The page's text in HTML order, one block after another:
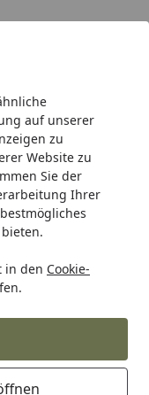
auf unserer
zu
Website zu
Sie der
Ihrer
in den Cookie-
Hotline
& Pool-
468,99€)
& Bäume